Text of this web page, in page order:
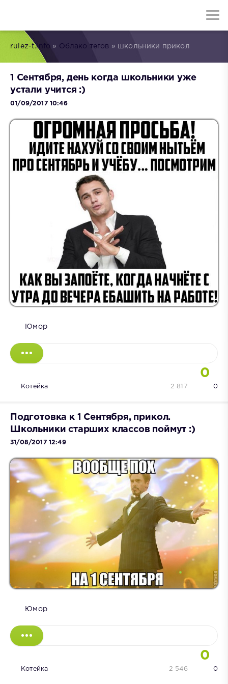
rulez-t.info » Облако тегов » школьники прикол
1 Сентября, день когда школьники уже
устали учится :)
01/09/2017 10:46
Юмор
0
Котейка 0
2 817
Подготовка к 1 Сентября, прикол.
Школьники старших классов поймут :)
31/08/2017 12:49
Юмор
0
Котейка 0
2 546